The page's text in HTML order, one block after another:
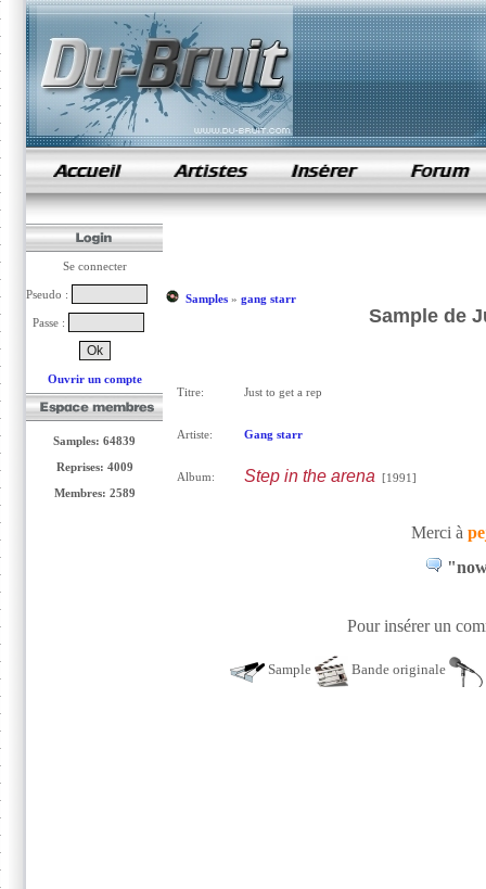
samples de rap
Se connecter
Pseudo :
Passe :
Ouvrir un compte
Samples: 64839
Reprises: 4009
Membres: 2589
Samples» gang starr
Sample de
Titre: Just to get a rep
Artiste: Gang starr
Album: Step in the arena [1991]
Merci à
Pour insérer un
Sample Bande originale